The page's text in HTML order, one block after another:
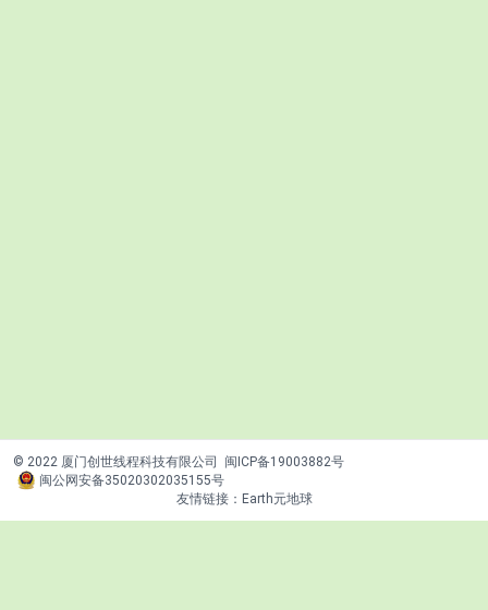
© 2022 厦门创世线程科技有限公司
闽ICP备19003882号
闽公网安备35020302035155号
友情链接： Earth元地球